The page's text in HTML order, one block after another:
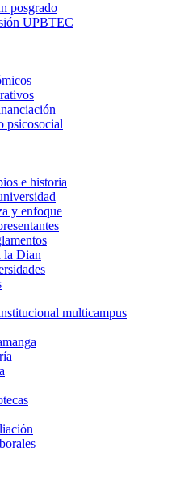
posgrado
UPBTEC
psicosocial
e historia
y enfoque
la Dian
multicampus